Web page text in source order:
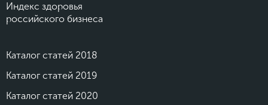
Индекс здоровья
российского бизнеса
Каталог статей 2018
Каталог статей 2019
Каталог статей 2020